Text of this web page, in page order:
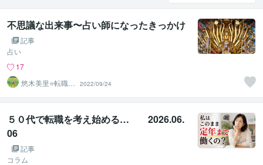
不思議な出来事〜占い師になったきっかけ
記事
占い
17
悠木美里⭐️転職専
門・紫微斗数占
い師
2022/09/24
５０代で転職を考え始める… 2026.06.
06
記事
コラム